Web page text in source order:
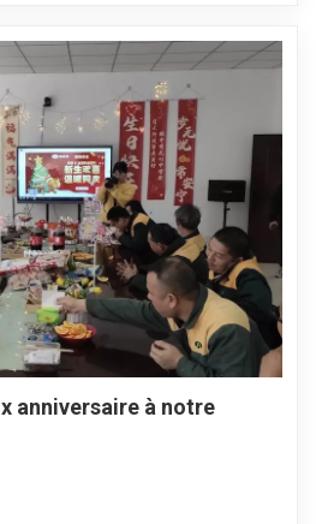
anniversaire à notre